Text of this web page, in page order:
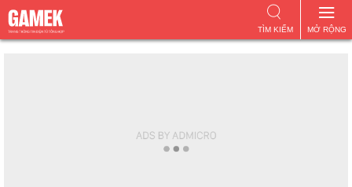
MỞ RỘNG
TÌM KIẾM